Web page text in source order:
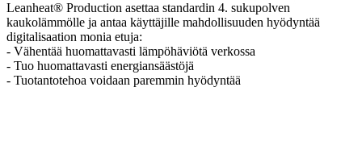
Leanheat® Production asettaa standardin 4. sukupolven
kaukolämmölle ja antaa käyttäjille mahdollisuuden hyödyntää
digitalisaation monia etuja:
- Vähentää huomattavasti lämpöhäviötä verkossa
- Tuo huomattavasti energiansäästöjä
- Tuotantotehoa voidaan paremmin hyödyntää